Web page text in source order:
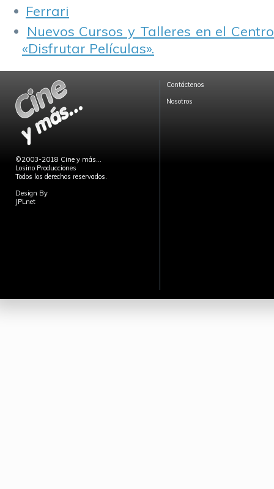
Ferrari
Nuevos Cursos y Talleres en el
«Disfrutar Películas».
©2003-2018 Cine y más...
Losino Producciones
Todos los derechos reservados.
Design By
JPLnet
Contáctenos
Nosotros